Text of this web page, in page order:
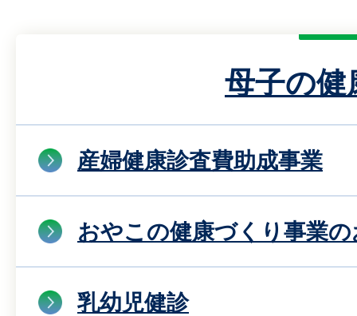
母子の健
産婦健康診査費助成事業
おやこの健康づくり事業
乳幼児健診